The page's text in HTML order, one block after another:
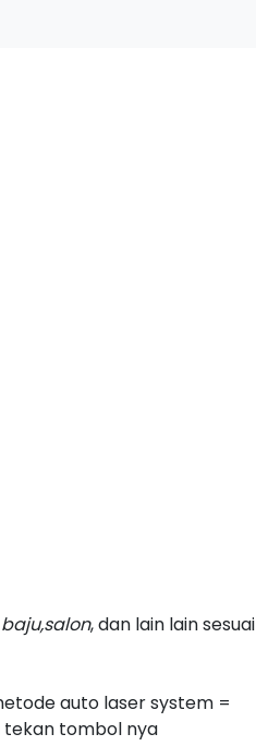
, dan lain lain sesuai
auto laser system =
tombol nya